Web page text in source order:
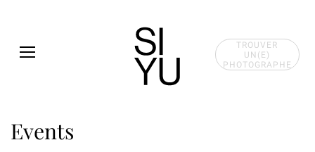
TROUVER
UN(E)
PHOTOGRAPHE
Events